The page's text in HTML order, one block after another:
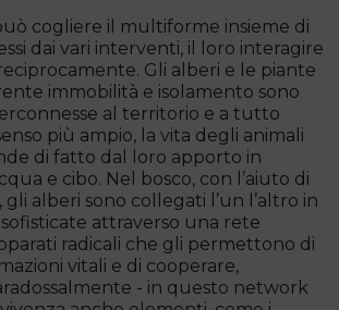
cogliere il multiforme insieme di
dai vari interventi, il loro interagire
Gli alberi e le piante
immobilità e isolamento sono
al territorio e a tutto
più ampio, la vita degli animali
di fatto dal loro apporto in
e cibo. Nel bosco, con l’aiuto di
alberi sono collegati l’un l’altro in
attraverso una rete
radicali che gli permettono di
vitali e di cooperare,
- in questo network